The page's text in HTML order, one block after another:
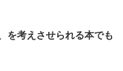
を考えさせられる本でも